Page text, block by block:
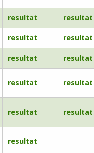
resultat resultat
resultat resultat
resultat resultat
resultat resultat
resultat resultat
resultat